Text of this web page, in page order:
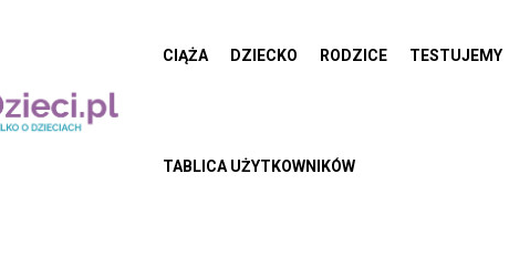
CIĄŻA DZIECKO RODZICE TESTUJEMY
TABLICA UŻYTKOWNIKÓW